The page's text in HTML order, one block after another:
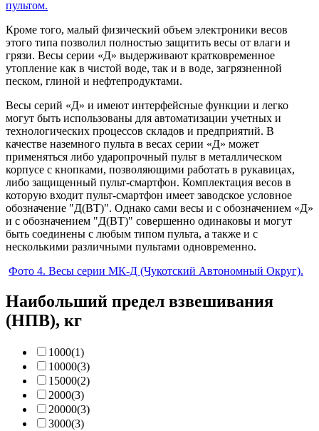
пультом.
Кроме того, малый физический объем электроники весов
этого типа позволил полностью защитить весы от влаги и
грязи. Весы серии «Д» выдерживают кратковременное
утопление как в чистой воде, так и в воде, загрязненной
песком, глиной и нефтепродуктами.
Весы серий «Д» и имеют интерфейсные функции и легко
могут быть использованы для автоматизации учетных и
технологических процессов складов и предприятий. В
качестве наземного пульта в весах серии «Д» может
применяться либо ударопрочный пульт в металлическом
корпусе с кнопками, позволяющими работать в рукавицах,
либо защищенный пульт-смартфон. Комплектация весов в
которую входит пульт-смартфон имеет заводское условное
обозначение "Д(ВТ)". Однако сами весы и с обозначением «Д»
и с обозначением "Д(ВТ)" совершенно одинаковы и могут
быть соединены с любым типом пульта, а также и с
несколькими различными пультами одновременно.
Фото 4. Весы серии МК-Д (Чукотский Автономный Округ).
Наибольший предел взвешивания
(НПВ), кг
1000(1)
10000(3)
15000(2)
2000(3)
20000(3)
3000(3)